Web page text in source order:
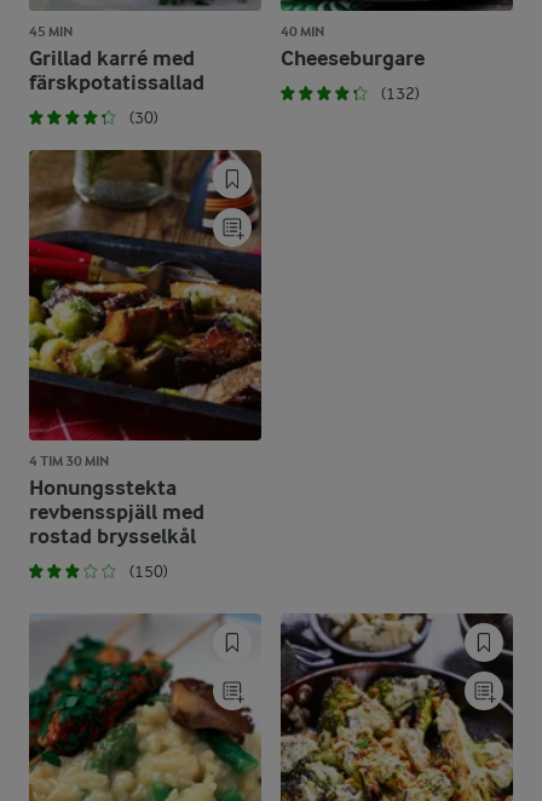
45 MIN
Grillad karré med
färskpotatissallad
(30)
40 MIN
Cheeseburgare
(132)
4 TIM 30 MIN
Honungsstekta
revbensspjäll med
rostad brysselkål
(150)